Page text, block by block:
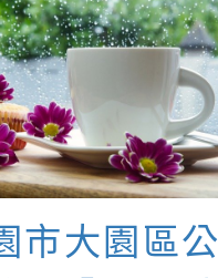
市大園區公